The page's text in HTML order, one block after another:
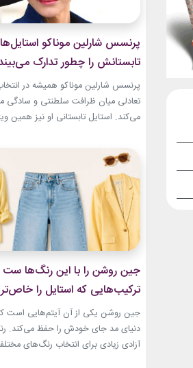
پرنسس شارلین موناکو
تابستانش را چطور تدارک
پرنسس شارلین موناکو همیشه در
تعادلی میان ظرافت سلطنتی و سادگی
می‌کند. استایل تابستانی او نیز همین
طراحی‌هایی که برای روزهای گرم، هم
و هم باشکوه. از مراسم‌های رسمی کاخ
حضورهای صمیمی‌تر، شارلین نشان
پیراهن‌های...
جین روشن را با این رنگ‌ها ست
ترکیب‌هایی که استایل را
جین روشن یکی از آن آیتم‌هایی است
دنیای مد جای خودش را حفظ می‌کند.
آزادی زیادی برای انتخاب رنگ‌های